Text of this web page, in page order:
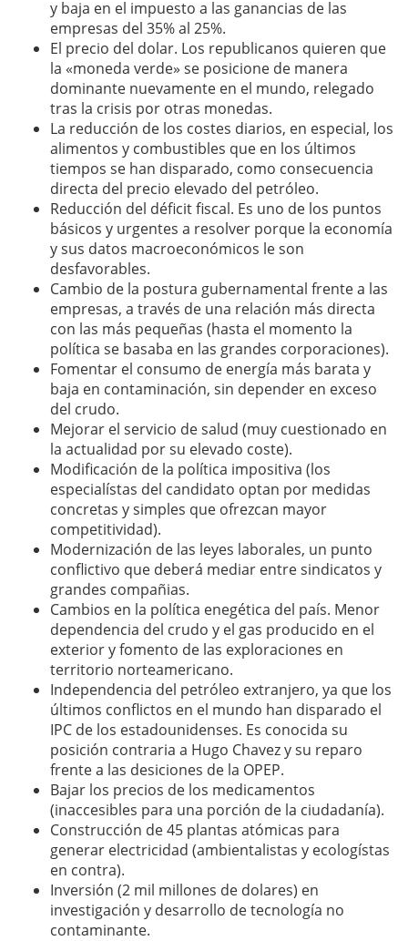
y baja en el impuesto a las ganancias de las
empresas del 35% al 25%.
El precio del dolar. Los republicanos quieren que
la «moneda verde» se posicione de manera
dominante nuevamente en el mundo, relegado
tras la crisis por otras monedas.
La reducción de los costes diarios, en especial, los
alimentos y combustibles que en los últimos
tiempos se han disparado, como consecuencia
directa del precio elevado del petróleo.
Reducción del déficit fiscal. Es uno de los puntos
básicos y urgentes a resolver porque la economía
y sus datos macroeconómicos le son
desfavorables.
Cambio de la postura gubernamental frente a las
empresas, a través de una relación más directa
con las más pequeñas (hasta el momento la
política se basaba en las grandes corporaciones).
Fomentar el consumo de energía más barata y
baja en contaminación, sin depender en exceso
del crudo.
Mejorar el servicio de salud (muy cuestionado en
la actualidad por su elevado coste).
Modificación de la política impositiva (los
especialístas del candidato optan por medidas
concretas y simples que ofrezcan mayor
competitividad).
Modernización de las leyes laborales, un punto
conflictivo que deberá mediar entre sindicatos y
grandes compañias.
Cambios en la política enegética del país. Menor
dependencia del crudo y el gas producido en el
exterior y fomento de las exploraciones en
territorio norteamericano.
Independencia del petróleo extranjero, ya que los
últimos conflictos en el mundo han disparado el
IPC de los estadounidenses. Es conocida su
posición contraria a Hugo Chavez y su reparo
frente a las desiciones de la OPEP.
Bajar los precios de los medicamentos
(inaccesibles para una porción de la ciudadanía).
Construcción de 45 plantas atómicas para
generar electricidad (ambientalistas y ecologístas
en contra).
Inversión (2 mil millones de dolares) en
investigación y desarrollo de tecnología no
contaminante.